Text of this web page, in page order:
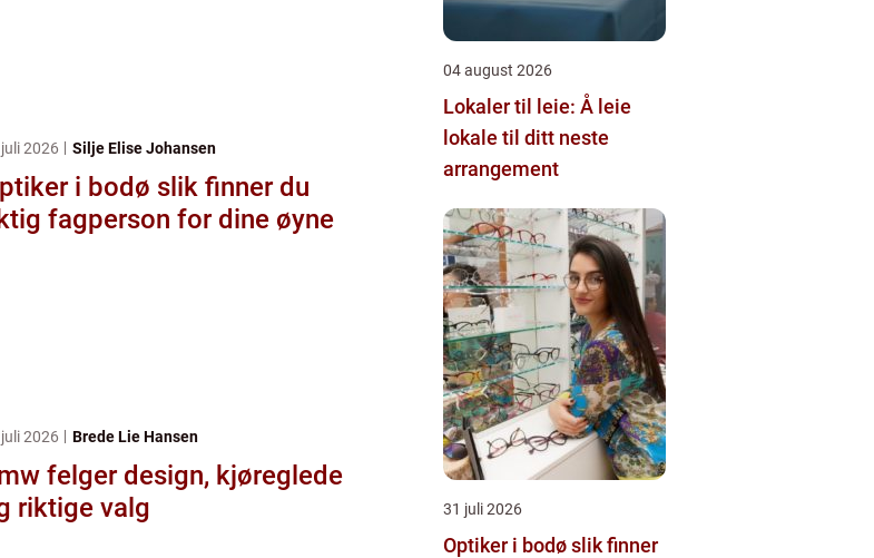
2026 Silje Elise Johansen
i bodø slik finner du
fagperson for dine øyne
2026 Brede Lie Hansen
felger design, kjøreglede
riktige valg
04 august 2026
Lokaler til leie: Å leie
lokale til ditt neste
arrangement
31 juli 2026
Optiker i bodø slik finner